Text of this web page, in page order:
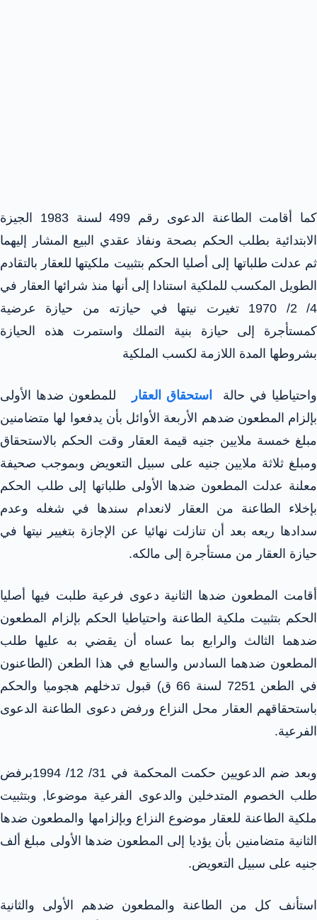
كما أقامت الطاعنة الدعوى رقم 499 لسنة 1983 الجيزة
الابتدائية بطلب الحكم بصحة ونفاذ عقدي البيع المشار إليهما
ثم عدلت طلباتها إلى أصليا الحكم بتثبيت ملكيتها للعقار بالتقادم
الطويل المكسب للملكية استنادا إلى أنها منذ شرائها العقار في
4/ 2/ 1970 تغيرت نيتها في حيازته من حيازة عرضية
كمستأجرة إلى حيازة بنية التملك واستمرت هذه الحيازة
بشروطها المدة اللازمة لكسب الملكية
واحتياطيا في حالة استحقاق العقار
للمطعون ضدها الأولى
بإلزام المطعون ضدهم الأربعة الأوائل بأن يدفعوا لها متضامنين
مبلغ خمسة ملايين جنيه قيمة العقار وقت الحكم بالاستحقاق
ومبلغ ثلاثة ملايين جنيه على سبيل التعويض وبموجب صحيفة
معلنة عدلت المطعون ضدها الأولى طلباتها إلى طلب الحكم
بإخلاء الطاعنة من العقار لانعدام سندها في شغله وعدم
سدادها ريعه بعد أن تنازلت نهائيا عن الإجازة بتغيير نيتها في
حيازة العقار من مستأجرة إلى مالكه.
أقامت المطعون ضدها الثانية دعوى فرعية طلبت فيها أصليا
الحكم بتثبيت ملكية الطاعنة واحتياطيا الحكم بإلزام المطعون
ضدهما الثالث والرابع بما عساه أن يقضي به عليها طلب
المطعون ضدهما السادس والسابع في هذا الطعن (الطاعنون
في الطعن 7251 لسنة 66 ق) قبول تدخلهم هجوميا والحكم
باستحقاقهم العقار محل النزاع ورفض دعوى الطاعنة الدعوى
الفرعية.
وبعد ضم الدعويين حكمت المحكمة في 31/ 12/ 1994برفض
طلب الخصوم المتدخلين والدعوى الفرعية موضوعا, وبتثبيت
ملكية الطاعنة للعقار موضوع النزاع وبإلزامها والمطعون ضدها
الثانية متضامنين بأن يؤديا إلى المطعون ضدها الأولى مبلغ ألف
جنيه على سبيل التعويض.
استأنف كل من الطاعنة والمطعون ضدهم الأولى والثانية